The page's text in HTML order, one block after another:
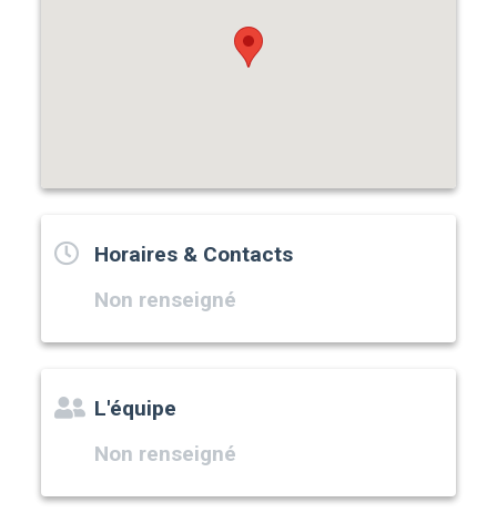
Horaires & Contacts
Non renseigné
L'équipe
Non renseigné